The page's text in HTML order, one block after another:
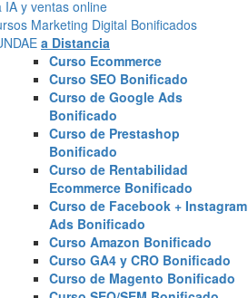
IA y ventas online
Marketing Digital Bonificados
a Distancia
Curso Ecommerce
Curso SEO Bonificado
Curso de Google Ads
Bonificado
Curso de Prestashop
Bonificado
Curso de Rentabilidad
Ecommerce Bonificado
Curso de Facebook + Instagram
Ads Bonificado
Curso Amazon Bonificado
Curso GA4 y CRO Bonificado
Curso de Magento Bonificado